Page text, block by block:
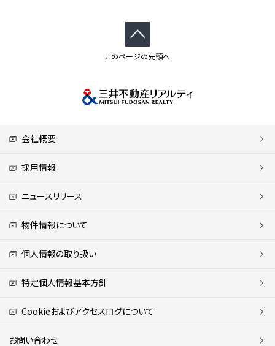
このページの先頭へ
会社概要
採用情報
ニュースリリース
物件情報について
個人情報の取り扱い
特定個人情報基本方針
Cookieおよびアクセスログについて
お問い合わせ